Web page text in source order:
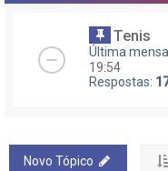
Tenis
Última
19:54
Respostas:
Novo Tópico